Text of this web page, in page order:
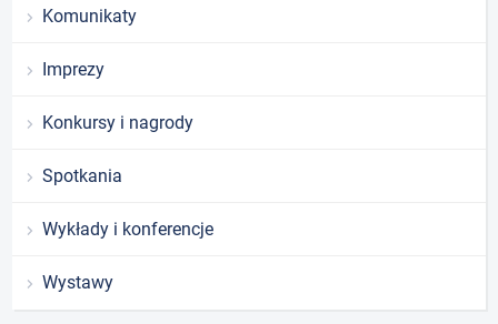
Komunikaty
Imprezy
Konkursy i nagrody
Spotkania
Wykłady i konferencje
Wystawy